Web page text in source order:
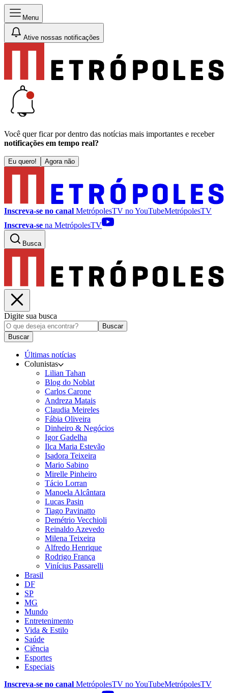
Menu
Ative nossas notificações
Você quer ficar por dentro das notícias mais importantes e receber
notificações em tempo real?
Eu quero! Agora não
Inscreva-se no canal MetrópolesTV noYouTubeMetrópolesTV
Inscreva-se na MetrópolesTV
Busca
Digite sua busca
Buscar
Buscar
Últimas notícias
Colunistas
Lilian Tahan
Blog do Noblat
Carlos Carone
Andreza Matais
Claudia Meireles
Fábia Oliveira
Dinheiro & Negócios
Igor Gadelha
Ilca Maria Estevão
Isadora Teixeira
Mario Sabino
Mirelle Pinheiro
Tácio Lorran
Manoela Alcântara
Lucas Pasin
Tiago Pavinatto
Demétrio Vecchioli
Reinaldo Azevedo
Milena Teixeira
Alfredo Henrique
Rodrigo França
Vinícius Passarelli
Brasil
DF
SP
MG
Mundo
Entretenimento
Vida & Estilo
Saúde
Ciência
Esportes
Especiais
Inscreva-se no canal MetrópolesTV noYouTubeMetrópolesTV